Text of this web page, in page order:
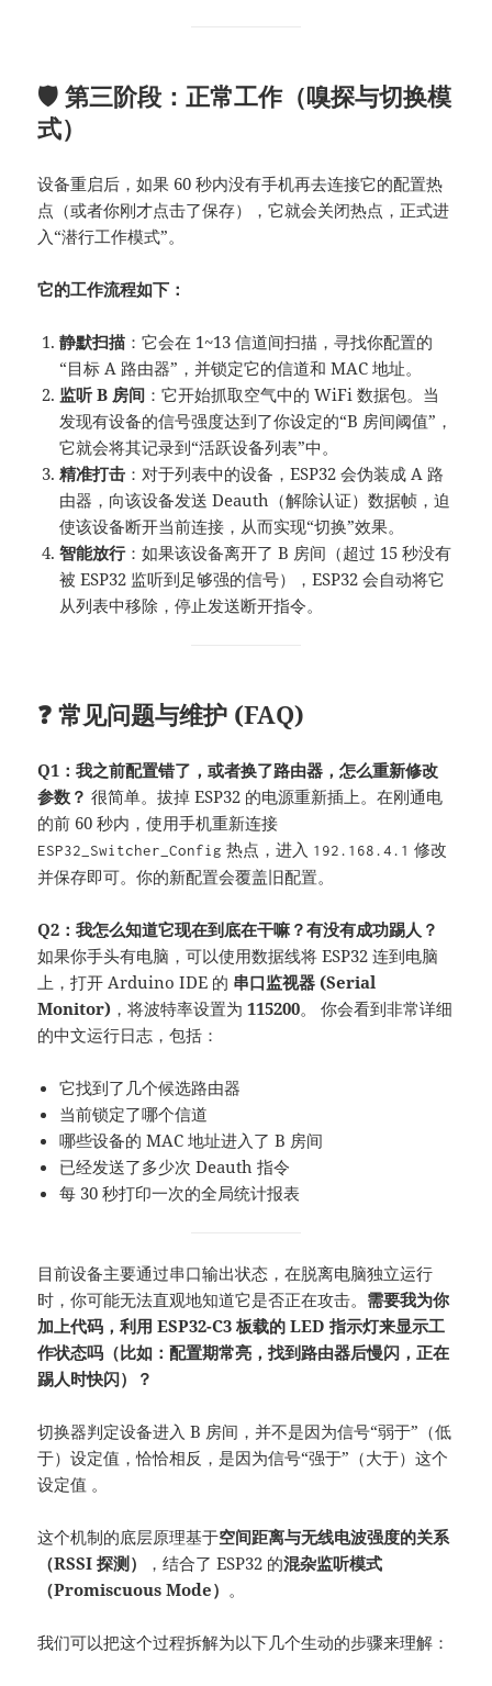
🛡️ 第三阶段：正常工作（嗅探与切换模
式）
设备重启后，如果 60 秒内没有手机再去连接它的配置热
点（或者你刚才点击了保存），它就会关闭热点，正式进
入“潜行工作模式”。
它的工作流程如下：
静默扫描 ：它会在 1~13 信道间扫描，寻找你配置的
“目标 A 路由器”，并锁定它的信道和 MAC 地址。
监听 B 房间 ：它开始抓取空气中的 WiFi 数据包。当
发现有设备的信号强度达到了你设定的“B 房间阈值”，
它就会将其记录到“活跃设备列表”中。
精准打击 ：对于列表中的设备，ESP32 会伪装成 A 路
由器，向该设备发送 Deauth（解除认证）数据帧，迫
使该设备断开当前连接，从而实现“切换”效果。
智能放行：如果该设备离开了 B 房间（超过 15 秒没有
被 ESP32 监听到足够强的信号），ESP32 会自动将它
从列表中移除，停止发送断开指令。
❓ 常见问题与维护 (FAQ)
Q1：我之前配置错了，或者换了路由器，怎么重新修改
参数？ 很简单。拔掉 ESP32 的电源重新插上。在刚通电
的前 60 秒内，使用手机重新连接
ESP32_Switcher_Config 热点，进入 192.168.4.1 修改
并保存即可。你的新配置会覆盖旧配置。
Q2：我怎么知道它现在到底在干嘛？有没有成功踢人？
如果你手头有电脑，可以使用数据线将 ESP32 连到电脑
上，打开 Arduino IDE 的 串口监视器 (Serial
Monitor) ，将波特率设置为115200。 你会看到非常详细
的中文运行日志，包括：
它找到了几个候选路由器
当前锁定了哪个信道
哪些设备的 MAC 地址进入了 B 房间
已经发送了多少次 Deauth 指令
每 30 秒打印一次的全局统计报表
目前设备主要通过串口输出状态，在脱离电脑独立运行
时，你可能无法直观地知道它是否正在攻击。 需要我为你
加上代码，利用 ESP32-C3 板载的 LED 指示灯来显示工
作状态吗（比如：配置期常亮，找到路由器后慢闪，正在
踢人时快闪）？
切换器判定设备进入 B 房间，并不是因为信号“弱于”（低
于）设定值，恰恰相反，是因为信号“强于”（大于）这个
设定值 。
这个机制的底层原理基于空间距离与无线电波强度的关系
（RSSI 探测）
，结合了 ESP32 的混杂监听模式
（Promiscuous Mode） 。
我们可以把这个过程拆解为以下几个生动的步骤来理解：